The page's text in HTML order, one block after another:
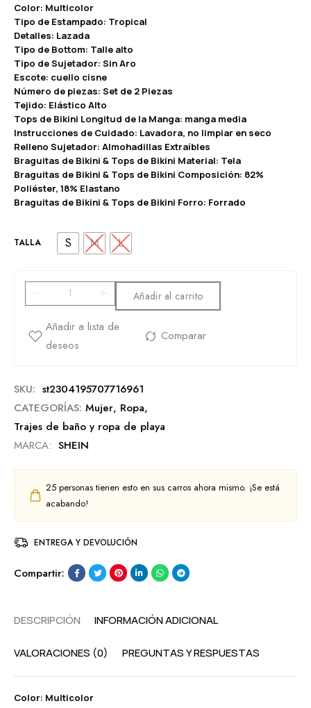
Color: Multicolor
Tipo de Estampado: Tropical
Detalles: Lazada
Tipo de Bottom: Talle alto
Tipo de Sujetador: Sin Aro
Escote: cuello cisne
Número de piezas: Set de 2 Piezas
Tejido: Elástico Alto
Tops de Bikini Longitud de la Manga: manga media
Instrucciones de Cuidado: Lavadora, no limpiar en seco
Relleno Sujetador: Almohadillas Extraíbles
Braguitas de Bikini & Tops de Bikini Material: Tela
Braguitas de Bikini & Tops de Bikini Composición: 82%
Poliéster, 18% Elastano
Braguitas de Bikini & Tops de Bikini Forro: Forrado
TALLA S M L
Añadir al carrito
SKU: st2304195707716961
CATEGORÍAS: Mujer, Ropa,
Trajes de baño y ropa de playa
MARCA: SHEIN
25 personas tienen esto en sus carros ahora mismo. ¡Se está
acabando!
ENTREGA Y DEVOLUCIÓN
Compartir:
DESCRIPCIÓN INFORMACIÓN ADICIONAL
VALORACIONES (0) PREGUNTAS Y RESPUESTAS
Color: Multicolor